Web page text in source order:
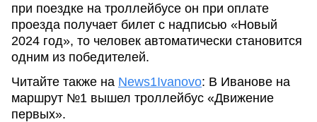
при поездке на троллейбусе он при оплате
проезда получает билет с надписью «Новый
2024 год», то человек автоматически становится
одним из победителей.
Читайте также на News1Ivanovo: В Иванове на
маршрут №1 вышел троллейбус «Движение
первых».